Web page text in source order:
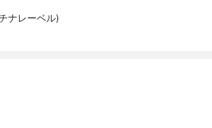
ナレーベル)